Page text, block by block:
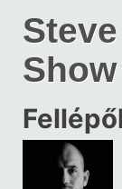
Show